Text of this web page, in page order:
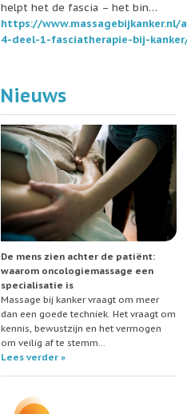
helpt het de fascia – het bin…
https://www.massagebijkanker.nl/
4-deel-1-fasciatherapie-bij-
Nieuws
De mens zien achter de patiënt:
waarom oncologiemassage een
specialisatie is
Massage bij kanker vraagt om meer
dan een goede techniek. Het vraagt om
kennis, bewustzijn en het vermogen
om veilig af te stemm…
Lees verder »